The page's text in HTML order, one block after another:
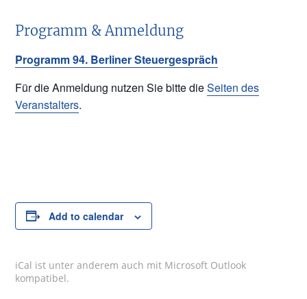
Programm & Anmeldung
Programm 94. Berliner Steuergespräch
Für die Anmeldung nutzen Sie bitte dieSeiten des
Veranstalters.
Add to calendar
iCal ist unter anderem auch mit Microsoft Outlook
kompatibel.